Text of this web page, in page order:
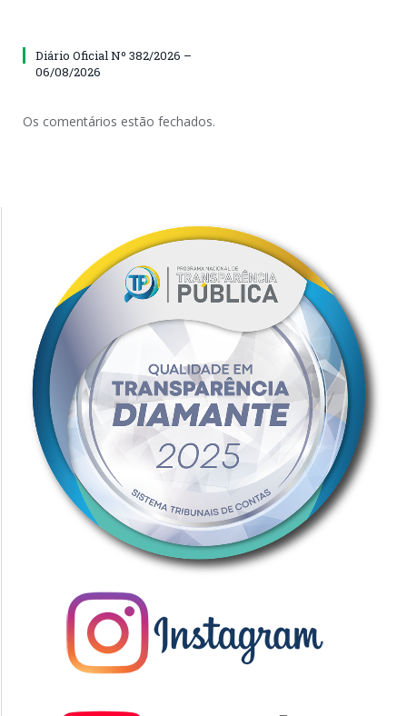
Diário Oficial Nº 382/2026 –
06/08/2026
Os comentários estão fechados.